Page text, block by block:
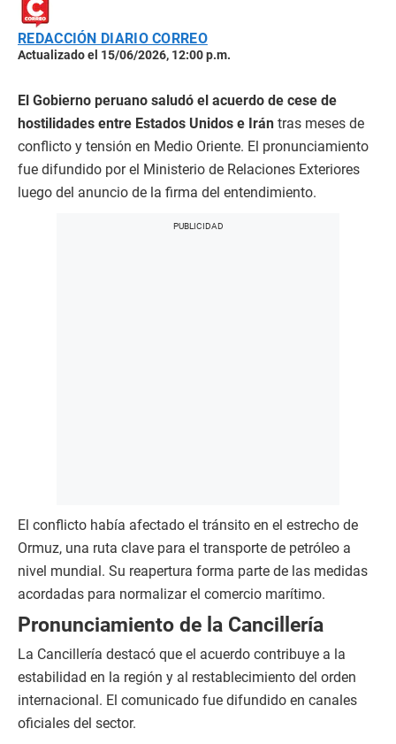
REDACCIÓN DIARIO CORREO
Actualizado el 15/06/2026, 12:00 p.m.
El Gobierno peruano saludó el acuerdo de cese de
hostilidades entre Estados Unidos e Irán tras meses de
conflicto y tensión en Medio Oriente. El pronunciamiento
fue difundido por el Ministerio de Relaciones Exteriores
luego del anuncio de la firma del entendimiento.
El conflicto había afectado el tránsito en el estrecho de
Ormuz, una ruta clave para el transporte de petróleo a
nivel mundial. Su reapertura forma parte de las medidas
acordadas para normalizar el comercio marítimo.
Pronunciamiento de la Cancillería
La Cancillería destacó que el acuerdo contribuye a la
estabilidad en la región y al restablecimiento del orden
internacional. El comunicado fue difundido en canales
oficiales del sector.